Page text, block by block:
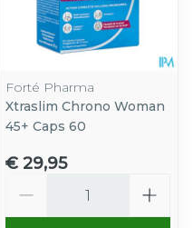
Forté Pharma
Xtraslim Chrono Woman
45+ Caps 60
€ 29,95